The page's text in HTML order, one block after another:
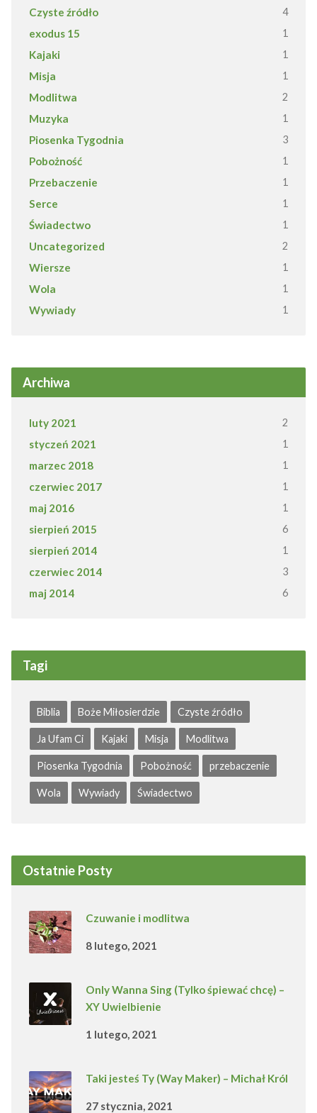
Czyste źródło 4
exodus 15 1
Kajaki 1
Misja 1
Modlitwa 2
Muzyka 1
Piosenka Tygodnia 3
Pobożność 1
Przebaczenie 1
Serce 1
Świadectwo 1
Uncategorized 2
Wiersze 1
Wola 1
Wywiady 1
Archiwa
luty 2021 2
styczeń 2021 1
marzec 2018 1
czerwiec 2017 1
maj 2016 1
sierpień 2015 6
sierpień 2014 1
czerwiec 2014 3
maj 2014 6
Tagi
Biblia Boże Miłosierdzie Czyste źródło
Ja Ufam Ci Kajaki Misja Modlitwa
Piosenka Tygodnia Pobożność przebaczenie
Wola Wywiady Świadectwo
Ostatnie Posty
Czuwanie i modlitwa
8 lutego, 2021
Only Wanna Sing (Tylko śpiewać chcę) –
XY Uwielbienie
1 lutego, 2021
Taki jesteś Ty (Way Maker) – Michał Król
27 stycznia, 2021